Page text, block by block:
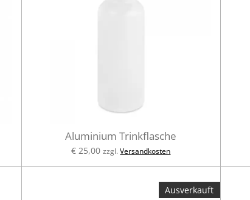
Aluminium Trinkflasche
€ 25,00 zzgl.Versandkosten
Ausverkauft